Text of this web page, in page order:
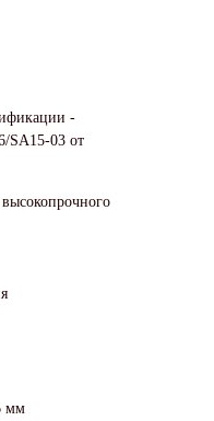
-
SA15-03 от
высокопрочного
мм